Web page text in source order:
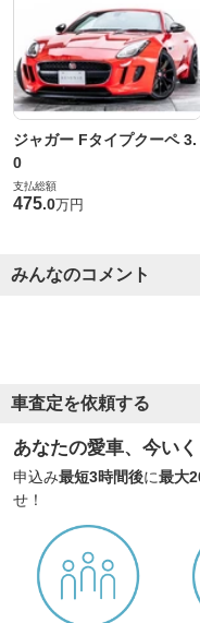
ジャガー Fタイプクーペ 3.
0
支払総額
475.0万円
みんなのコメント
車査定を依頼する
あなたの愛車、今いく
申込み最短3時間後に最大
せ！